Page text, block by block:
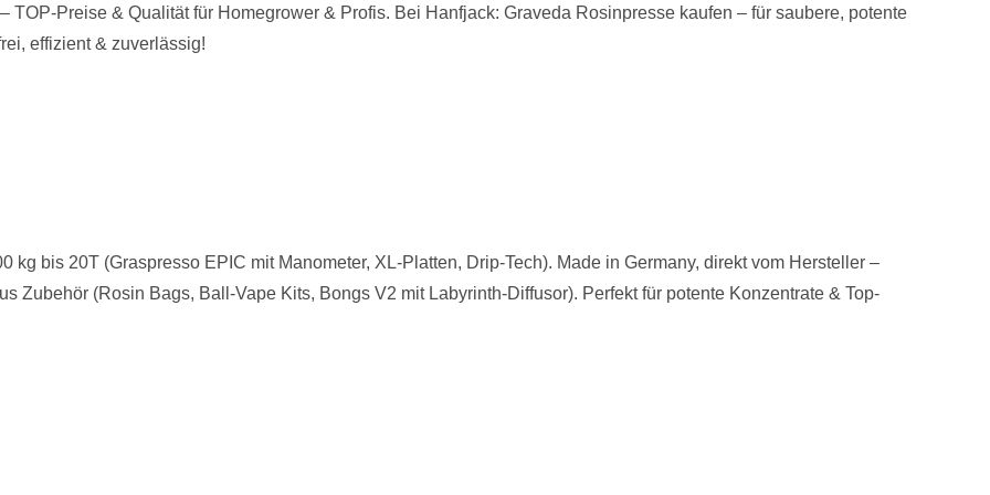
TOP-Preise & Qualität für Homegrower & Profis. Bei Hanfjack: Graveda Rosinpresse kaufen – für saubere, potente
effizient & zuverlässig!
kg bis 20T (Graspresso EPIC mit Manometer, XL-Platten, Drip-Tech). Made in Germany, direkt vom Hersteller –
Zubehör (Rosin Bags, Ball-Vape Kits, Bongs V2 mit Labyrinth-Diffusor). Perfekt für potente Konzentrate & Top-